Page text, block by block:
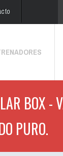
BOX -
PURO.